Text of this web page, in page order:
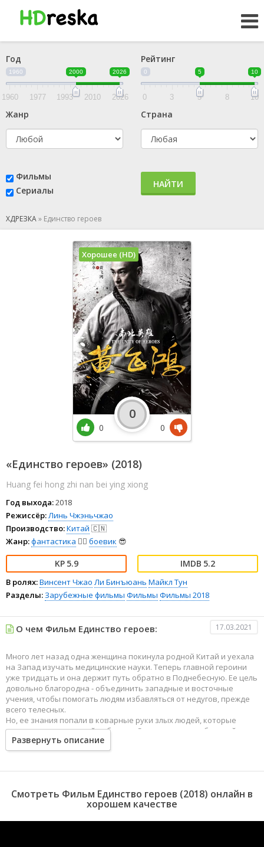
Год
1960 2000 2026
1960 1977 1993 2010 2026
Рейтинг
0 5 10
0 3 5 8 10
Жанр Страна
Фильмы
Сериалы
НАЙТИ
ХДРЕЗКА» Единство героев
«Единство героев» (2018)
Huang fei hong zhi nan bei ying xiong
Год выхода:2018
Режиссёр:Линь Чжэньчжао
Производство:Китай 🇨🇳
Жанр:фантастика 🧙‍♀️ боевик 😎
5.9 5.2
В ролях:Винсент Чжао Ли Бинъюань Майкл Тун
Разделы: Зарубежные фильмы Фильмы Фильмы 2018
Хорошее (HD)
0
0
0
О чем Фильм Единство героев: 17.03.2021
Много лет назад одна женщина покинула родной Китай и уехала
на Запад изучать медицинские науки. Теперь главной героини
уже тридцать и она держит путь обратно в Поднебесную. Ее цель
довольно благородна - объединить западные и восточные
учения, чтобы помогать людям избавляться от недугов, прежде
всего телесных.
Но, ее знания попали в коварные руки злых людей, которые
стали создавать людей-киборгов. Спасти мир от глобальной
катастрофа женщине помогает ее друг, мастер боевых
единоборств. В тесном единстве они выступают против своих
Развернуть описание
Смотреть Фильм Единство героев (2018) онлайн в
хорошем качестве